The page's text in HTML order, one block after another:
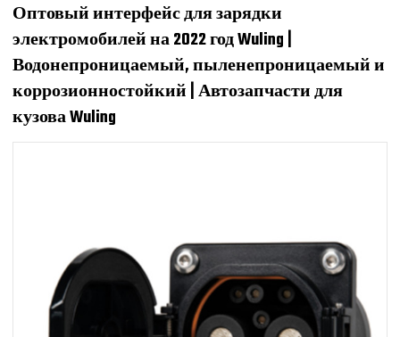
Оптовый интерфейс для зарядки
электромобилей на 2022 год Wuling |
Водонепроницаемый, пыленепроницаемый и
коррозионностойкий | Автозапчасти для
кузова Wuling